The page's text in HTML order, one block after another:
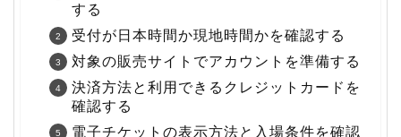
する
受付が日本時間か現地時間かを確認する
対象の販売サイトでアカウントを準備する
決済方法と利用できるクレジットカードを
確認する
電子チケットの表示方法と入場条件を確認